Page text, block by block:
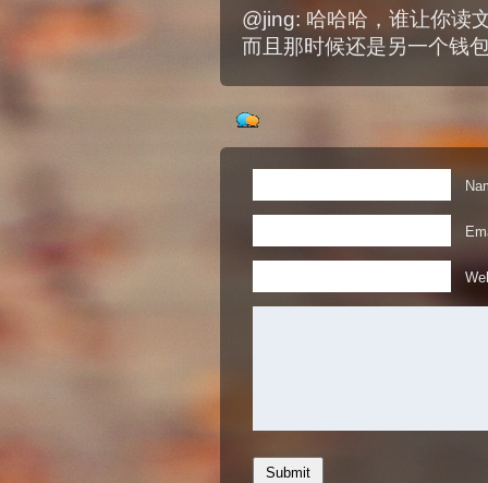
@jing: 哈哈哈，谁让你读
而且那时候还是另一个钱